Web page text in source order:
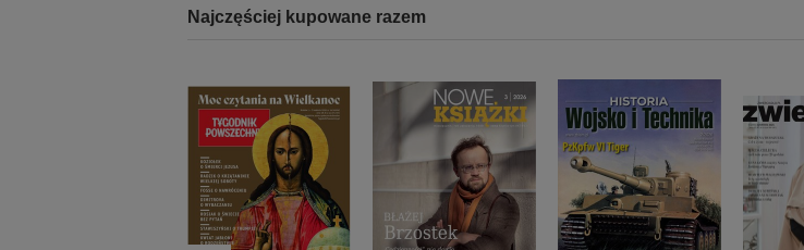
Najczęściej kupowane razem